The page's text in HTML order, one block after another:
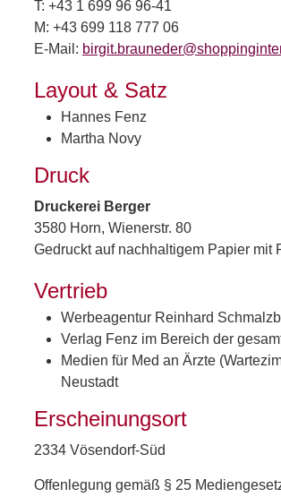
T: +43 1 699 96 96-41
M: +43 699 118 777 06
E-Mail: birgit.brauneder@
Layout & Satz
Hannes Fenz
Martha Novy
Druck
Druckerei Berger
3580 Horn, Wienerstr. 80
Gedruckt auf nachhaltigem Papier mit
Vertrieb
Werbeagentur Reinhard
Verlag Fenz im Bereich der
Medien für Med an Ärzte
Neustadt
Erscheinungsort
2334 Vösendorf-Süd
Offenlegung gemäß § 25